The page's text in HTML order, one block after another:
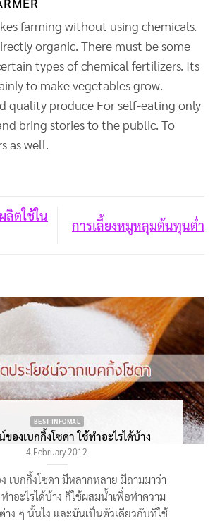
farming without using chemicals.
organic. There must be some
types of chemical fertilizers. Its
to make vegetables grow.
quality produce For self-eating only
bring stories to the public. To
as well.
ลิตใช้ใน
การเลี้ยงหมูหลุมต้นทุนต่ำ
BEST INFOMAL
ของเบกกิ้งโซดา ใช้ทำอะไรได้บ้าง
4 February 2012
เบกกิ้งโซดา มีหลากหลาย มีถามมาว่า
ำอะไรได้บ้าง ก็ใช้ผสมน้ำเพื่อทำความ
าง ๆ นั้นไง และมันเป็นตัวเดียวกับที่ใช้